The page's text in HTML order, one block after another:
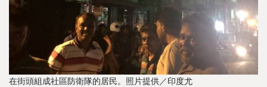
在街頭組成社區防衛隊的居民。照片提供／印度尤